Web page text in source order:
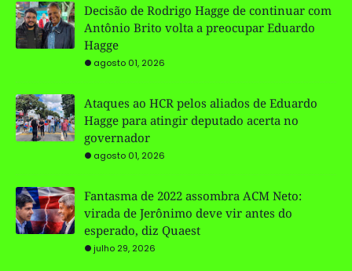
Decisão de Rodrigo Hagge de continuar com
Antônio Brito volta a preocupar Eduardo
Hagge
agosto 01, 2026
Ataques ao HCR pelos aliados de Eduardo
Hagge para atingir deputado acerta no
governador
agosto 01, 2026
Fantasma de 2022 assombra ACM Neto:
virada de Jerônimo deve vir antes do
esperado, diz Quaest
julho 29, 2026